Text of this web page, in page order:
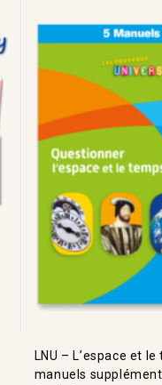
LNU – L’espace et
manuels